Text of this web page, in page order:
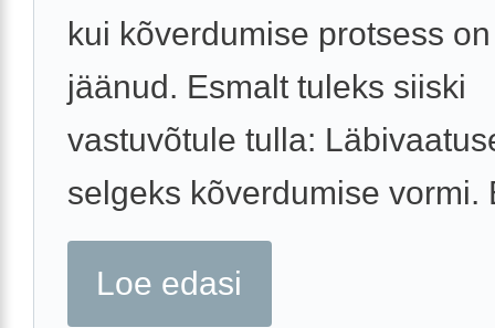
kui kõverdumise protsess
jäänud. Esmalt tuleks siiski
vastuvõtule tulla:
selgeks kõverdumise vormi.
Loe edasi